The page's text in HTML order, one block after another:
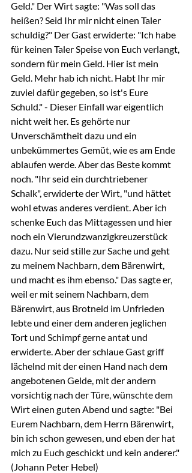
Geld." Der Wirt sagte: "Was soll das
heißen? Seid Ihr mir nicht einen Taler
schuldig?" Der Gast erwiderte: "Ich habe
für keinen Taler Speise von Euch verlangt,
sondern für mein Geld. Hier ist mein
Geld. Mehr hab ich nicht. Habt Ihr mir
zuviel dafür gegeben, so ist's Eure
Schuld." - Dieser Einfall war eigentlich
nicht weit her. Es gehörte nur
Unverschämtheit dazu und ein
unbekümmertes Gemüt, wie es am Ende
ablaufen werde. Aber das Beste kommt
noch. "Ihr seid ein durchtriebener
Schalk", erwiderte der Wirt, "und hättet
wohl etwas anderes verdient. Aber ich
schenke Euch das Mittagessen und hier
noch ein Vierundzwanzigkreuzerstück
dazu. Nur seid stille zur Sache und geht
zu meinem Nachbarn, dem Bärenwirt,
und macht es ihm ebenso." Das sagte er,
weil er mit seinem Nachbarn, dem
Bärenwirt, aus Brotneid im Unfrieden
lebte und einer dem anderen jeglichen
Tort und Schimpf gerne antat und
erwiderte. Aber der schlaue Gast griff
lächelnd mit der einen Hand nach dem
angebotenen Gelde, mit der andern
vorsichtig nach der Türe, wünschte dem
Wirt einen guten Abend und sagte: "Bei
Eurem Nachbarn, dem Herrn Bärenwirt,
bin ich schon gewesen, und eben der hat
mich zu Euch geschickt und kein anderer."
(Johann Peter Hebel)